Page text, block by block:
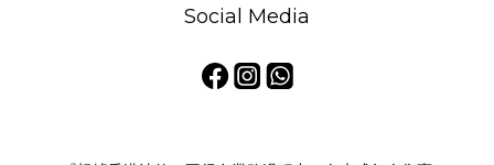
Social Media